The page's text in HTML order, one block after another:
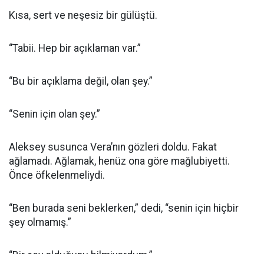
Kısa, sert ve neşesiz bir gülüştü.
“Tabii. Hep bir açıklaman var.”
“Bu bir açıklama değil, olan şey.”
“Senin için olan şey.”
Aleksey susunca Vera’nın gözleri doldu. Fakat
ağlamadı. Ağlamak, henüz ona göre mağlubiyetti.
Önce öfkelenmeliydi.
“Ben burada seni beklerken,” dedi, “senin için hiçbir
şey olmamış.”